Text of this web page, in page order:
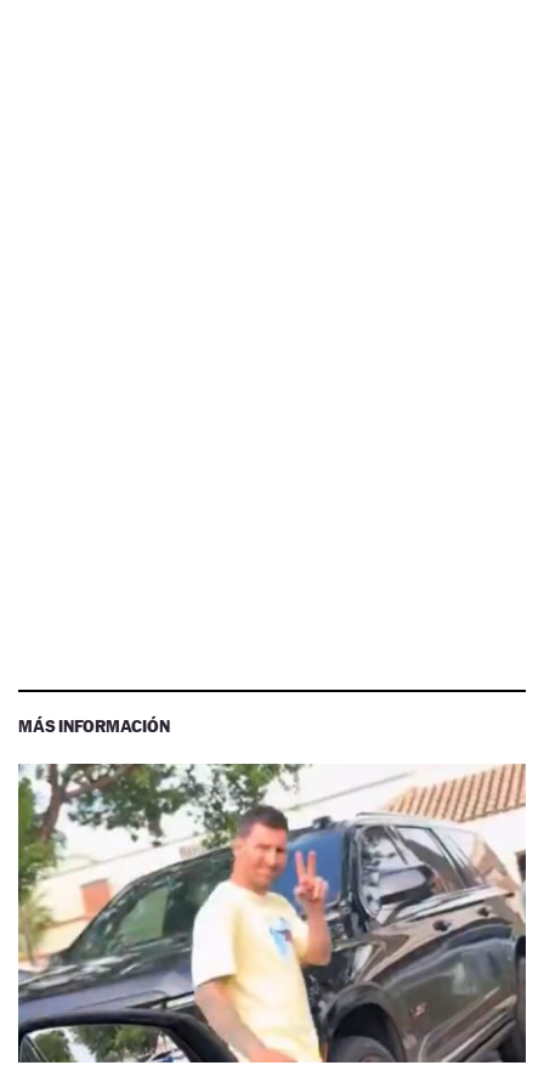
MÁS INFORMACIÓN